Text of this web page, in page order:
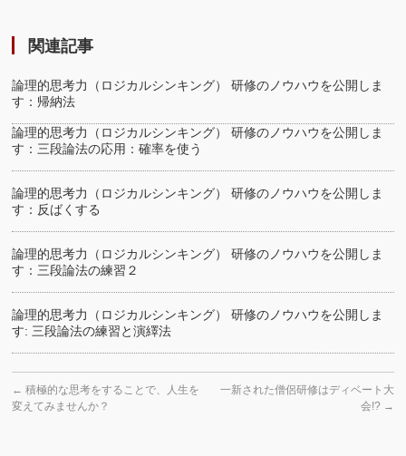
関連記事
論理的思考力（ロジカルシンキング） 研修のノウハウを公開しま
す：帰納法
論理的思考力（ロジカルシンキング） 研修のノウハウを公開しま
す：三段論法の応用：確率を使う
論理的思考力（ロジカルシンキング） 研修のノウハウを公開しま
す：反ばくする
論理的思考力（ロジカルシンキング） 研修のノウハウを公開しま
す：三段論法の練習２
論理的思考力（ロジカルシンキング） 研修のノウハウを公開しま
す: 三段論法の練習と演繹法
← 積極的な思考をすることで、人生を
変えてみませんか？
一新された僧侶研修はディベート大
会!? →